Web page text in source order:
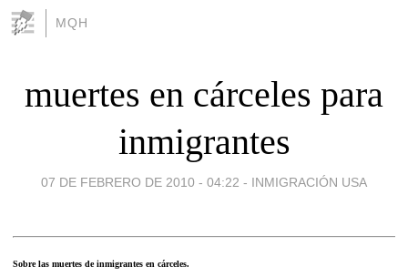
MQH
muertes en cárceles para
inmigrantes
07 DE FEBRERO DE 2010 - 04:22 - INMIGRACIÓN USA
Sobre las muertes de inmigrantes en cárceles.